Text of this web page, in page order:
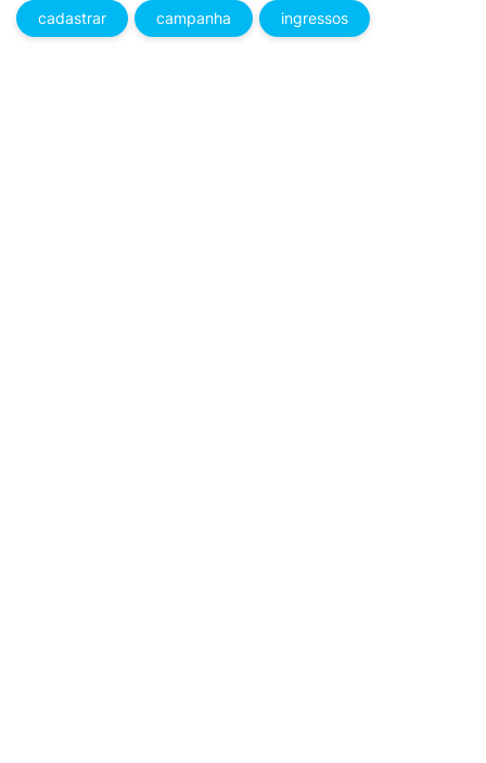
cadastrar campanha ingressos